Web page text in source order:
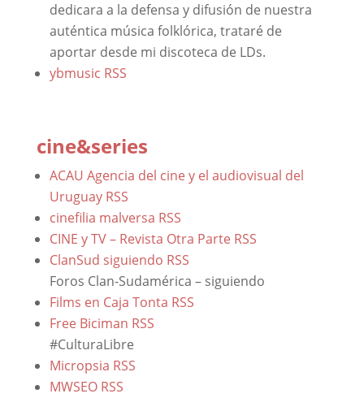
dedicara a la defensa y difusión de nuestra
auténtica música folklórica, trataré de
aportar desde mi discoteca de LDs.
ybmusic RSS
cine&series
ACAU Agencia del cine y el audiovisual del
Uruguay RSS
cinefilia malversa RSS
CINE y TV – Revista Otra Parte RSS
ClanSud siguiendo RSS
Foros Clan-Sudamérica – siguiendo
Films en Caja Tonta RSS
Free Biciman RSS
#CulturaLibre
Micropsia RSS
MWSEO RSS